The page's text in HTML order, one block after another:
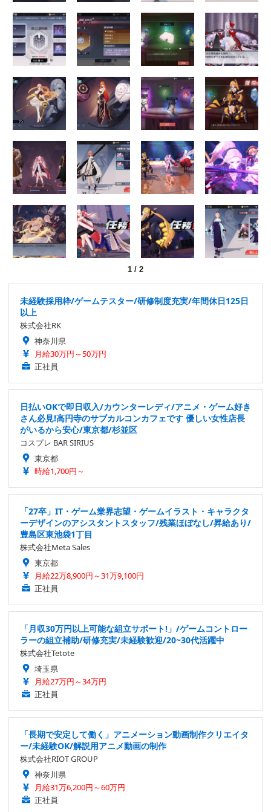
1 / 2
未経験採用枠/ゲームテスター/研修制度充実/年間休日125日
以上
株式会社RK
神奈川県
月給30万円～50万円
正社員
日払いOKで即日収入/カウンターレディ/アニメ・ゲーム好き
さん必見!高円寺のサブカルコンカフェです 優しい女性店長
がいるから安心/東京都/杉並区
コスプレ BAR SIRIUS
東京都
時給1,700円～
「27卒」IT・ゲーム業界志望・ゲームイラスト・キャラクタ
ーデザインのアシスタントスタッフ/残業ほぼなし/昇給あり/
豊島区東池袋1丁目
株式会社Meta Sales
東京都
月給22万8,900円～31万9,100円
正社員
「月収30万円以上可能な組立サポート!」/ゲームコントロー
ラーの組立補助/研修充実/未経験歓迎/20~30代活躍中
株式会社Tetote
埼玉県
月給27万円～34万円
正社員
「長期で安定して働く」アニメーション動画制作クリエイタ
ー/未経験OK/解説用アニメ動画の制作
株式会社RIOT GROUP
神奈川県
月給31万6,200円～60万円
正社員